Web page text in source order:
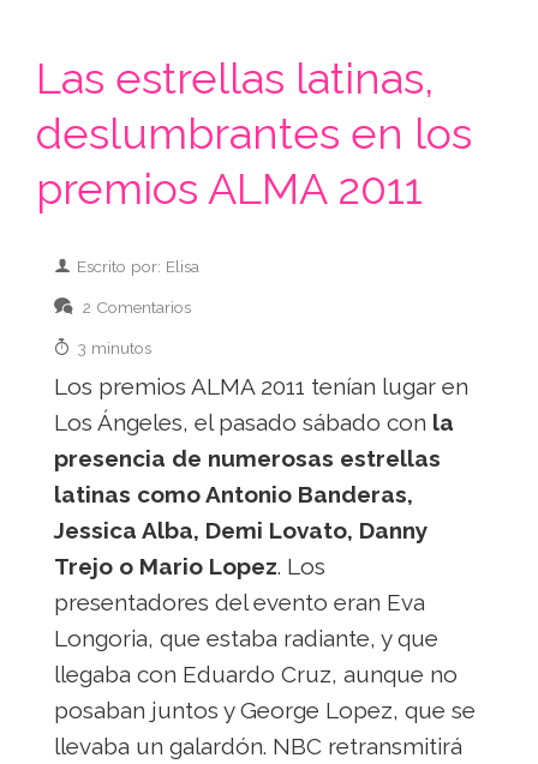
Las estrellas latinas,
deslumbrantes en los
premios ALMA 2011
Escrito por: Elisa
2 Comentarios
3 minutos
Los premios ALMA 2011 tenían lugar en
Los Ángeles, el pasado sábado con la
presencia de numerosas estrellas
latinas como Antonio Banderas,
Jessica Alba, Demi Lovato, Danny
Trejo o Mario Lopez. Los
presentadores del evento eran Eva
Longoria, que estaba radiante, y que
llegaba con Eduardo Cruz, aunque no
posaban juntos y George Lopez, que se
llevaba un galardón. NBC retransmitirá